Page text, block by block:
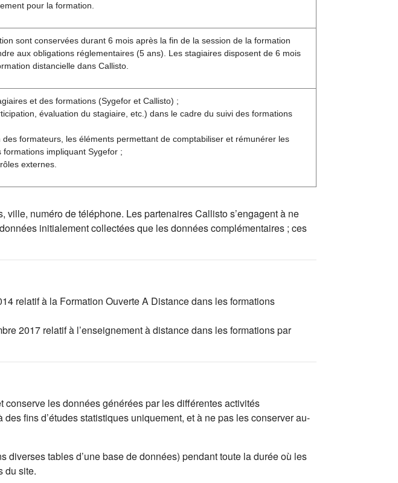
pour la formation.
sont conservées durant 6 mois après la fin de la session de la formation
aux obligations réglementaires (5 ans). Les stagiaires disposent de 6 mois
distancielle dans Callisto.
et des formations (Sygefor et Callisto) ;
évaluation du stagiaire, etc.) dans le cadre du suivi des formations
formateurs, les éléments permettant de comptabiliser et rémunérer les
impliquant Sygefor ;
externes.
numéro de téléphone. Les partenaires Callisto s’engagent à ne
initialement collectées que les données complémentaires ; ces
relatif à la Formation Ouverte A Distance dans les formations
2017 relatif à l’enseignement à distance dans les formations par
les données générées par les différentes activités
fins d’études statistiques uniquement, et à ne pas les conserver au-
tables d’une base de données) pendant toute la durée où les
du site.